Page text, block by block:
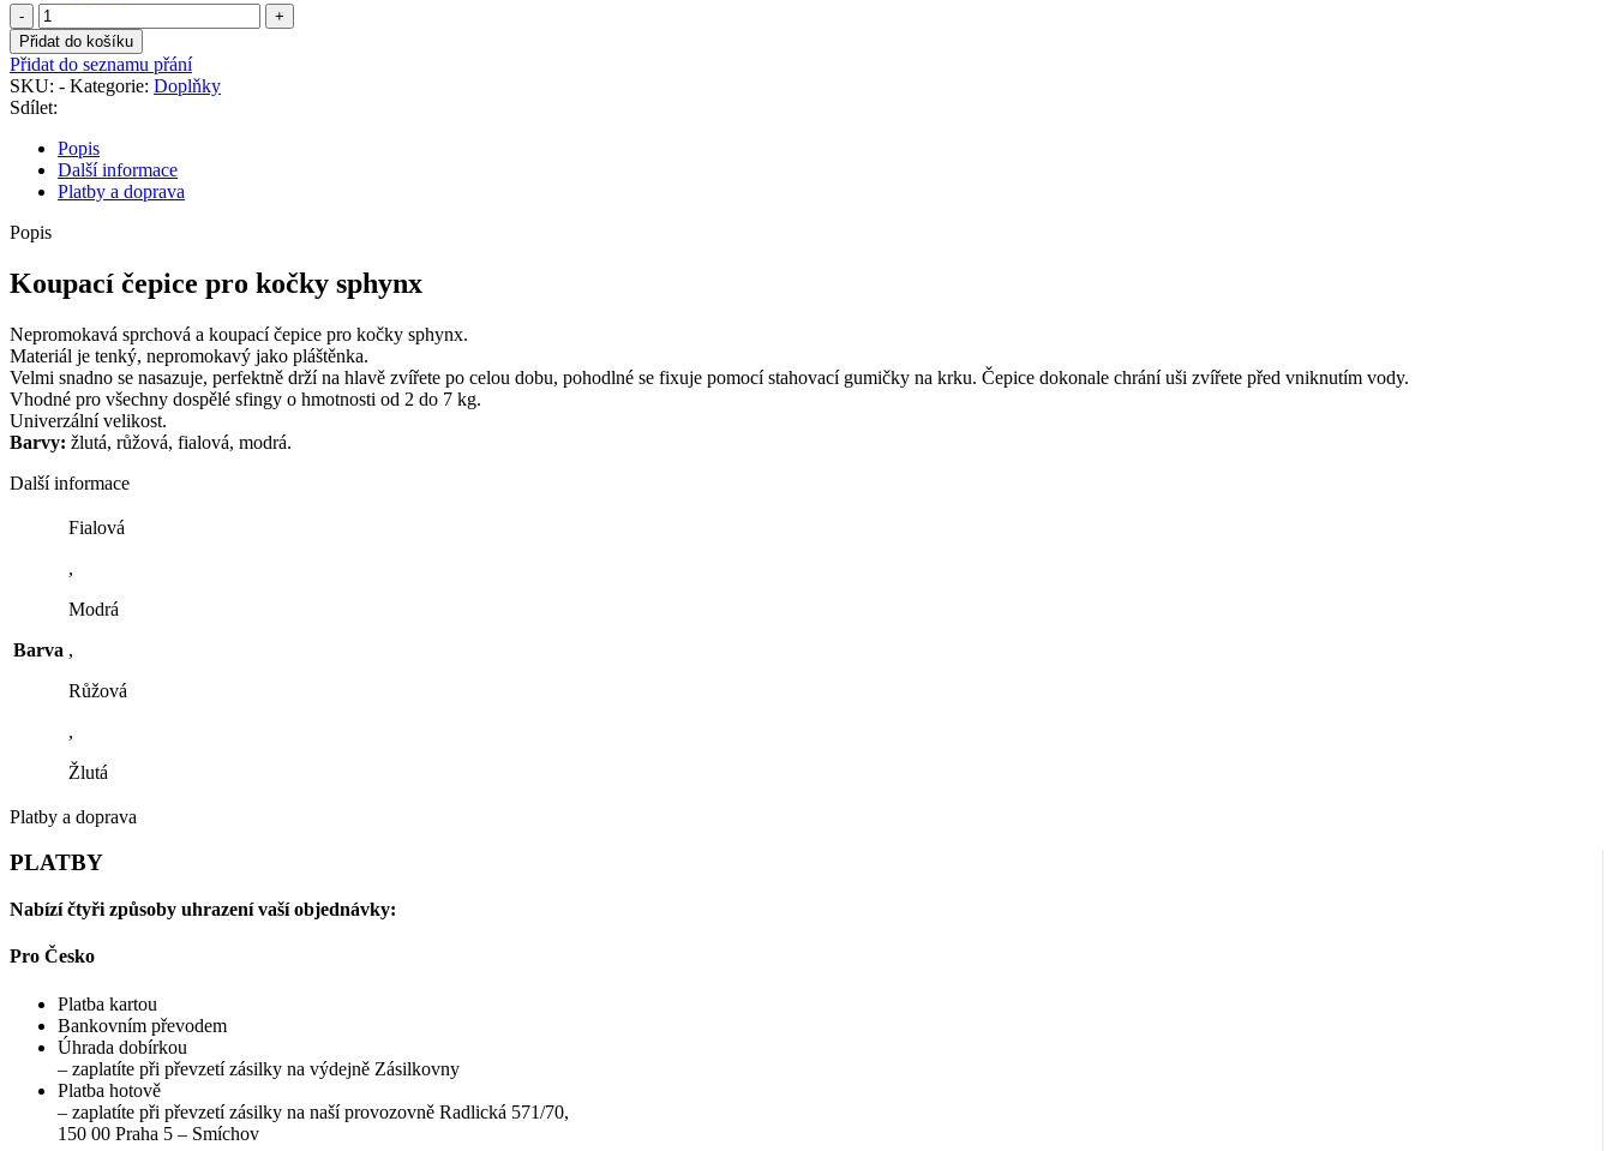
Koupací
čepice
pro
kočky
sphynx
množství
Přidat do košíku
Přidat do seznamu přání
SKU: - Kategorie: Doplňky
Sdílet:
Popis
Další informace
Platby a doprava
Popis
Koupací čepice pro kočky sphynx
Nepromokavá sprchová a koupací čepice pro kočky sphynx.
Materiál je tenký, nepromokavý jako pláštěnka.
Velmi snadno se nasazuje, perfektně drží na hlavě zvířete po celou dobu, pohodlné se fixuje pomocí stahovací gumičky na krku. Čepice dokonale chrání uši zvířete před vniknutím vody.
Vhodné pro všechny dospělé sfingy o hmotnosti od 2 do 7 kg.
Univerzální velikost.
Barvy: žlutá, růžová, fialová, modrá.
Další informace
Barva
Fialová
,
Modrá
,
Růžová
,
Žlutá
Platby a doprava
PLATBY
Nabízí čtyři způsoby uhrazení vaší objednávky:
Pro Česko
Platba kartou
Bankovním převodem
Úhrada dobírkou
– zaplatíte při převzetí zásilky na výdejně Zásilkovny
Platba hotově
– zaplatíte při převzetí zásilky na naší provozovně Radlická 571/70,
150 00 Praha 5 – Smíchov